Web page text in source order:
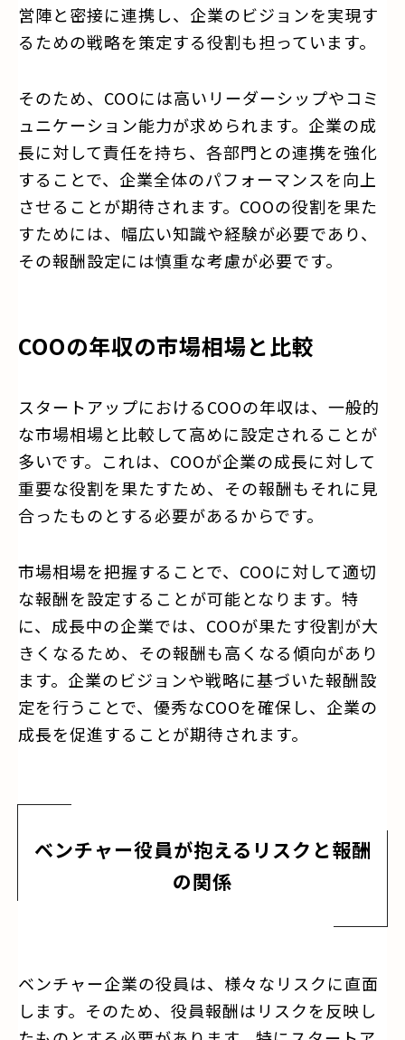
営陣と密接に連携し、企業のビジョンを実現す
るための戦略を策定する役割も担っています。
そのため、COOには高いリーダーシップやコミ
ュニケーション能力が求められます。企業の成
長に対して責任を持ち、各部門との連携を強化
することで、企業全体のパフォーマンスを向上
させることが期待されます。COOの役割を果た
すためには、幅広い知識や経験が必要であり、
その報酬設定には慎重な考慮が必要です。
COOの年収の市場相場と比較
スタートアップにおけるCOOの年収は、一般的
な市場相場と比較して高めに設定されることが
多いです。これは、COOが企業の成長に対して
重要な役割を果たすため、その報酬もそれに見
合ったものとする必要があるからです。
市場相場を把握することで、COOに対して適切
な報酬を設定することが可能となります。特
に、成長中の企業では、COOが果たす役割が大
きくなるため、その報酬も高くなる傾向があり
ます。企業のビジョンや戦略に基づいた報酬設
定を行うことで、優秀なCOOを確保し、企業の
成長を促進することが期待されます。
ベンチャー役員が抱えるリスクと報酬
の関係
ベンチャー企業の役員は、様々なリスクに直面
します。そのため、役員報酬はリスクを反映し